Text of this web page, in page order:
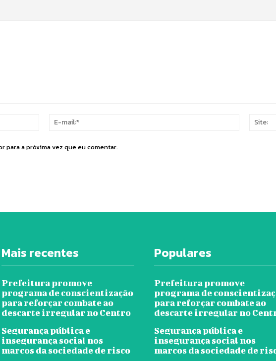
Nome:*
para a próxima vez que eu comentar.
Mais recentes
Prefeitura promove
programa de conscientização
para reforçar combate ao
descarte irregular no Centro
Segurança pública e
insegurança social nos
marcos da sociedade de risco
Populares
Prefeitura promove
programa de
para reforçar combate ao
descarte irregular no
Segurança pública e
insegurança social nos
marcos da sociedade de